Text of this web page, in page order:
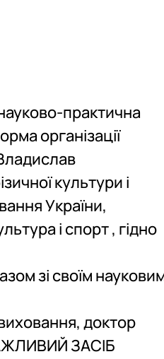
практична
організації
культури і
України,
і спорт , гідно
зі своїм
доктор
ЗАСІБ